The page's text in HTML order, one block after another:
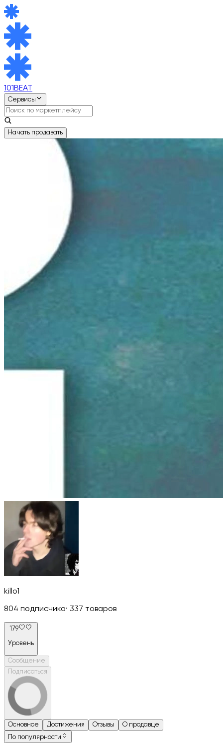
101BEAT
Сервисы
Начать продавать
killo1
804 подписчика· 337 товаров
179
Уровень
Сообщение
Подписаться
Основное Достижения Отзывы
О продавце
По популярности